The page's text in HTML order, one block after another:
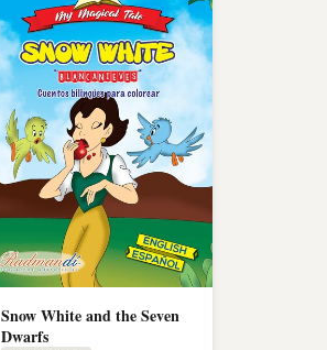
Snow White and the Seven
Dwarfs